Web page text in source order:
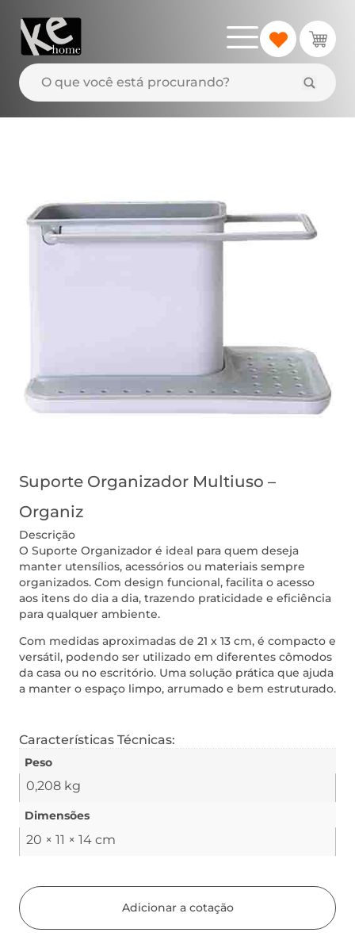
Suporte Organizador Multiuso –
Organiz
Descrição
O Suporte Organizador é ideal para quem deseja
manter utensílios, acessórios ou materiais sempre
organizados. Com design funcional, facilita o acesso
aos itens do dia a dia, trazendo praticidade e eficiência
para qualquer ambiente.
Com medidas aproximadas de 21 x 13 cm, é compacto e
versátil, podendo ser utilizado em diferentes cômodos
da casa ou no escritório. Uma solução prática que ajuda
a manter o espaço limpo, arrumado e bem estruturado.
Características Técnicas:
Peso
0,208 kg
Dimensões
20 × 11 × 14 cm
Adicionar a cotação